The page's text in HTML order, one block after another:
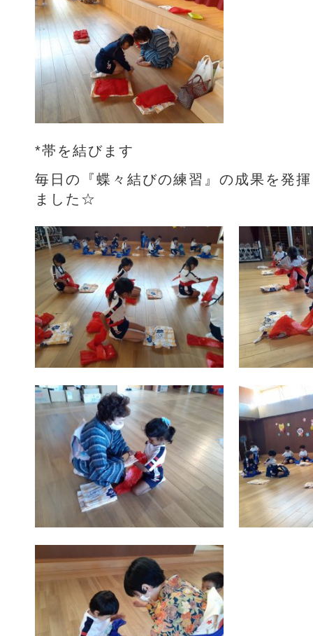
*帯を結びます
毎日の『蝶々結びの練習』の成果を発
ました☆